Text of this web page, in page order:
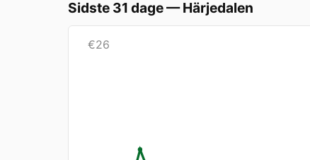
Sidste 31 dage—Härjedalen
€26